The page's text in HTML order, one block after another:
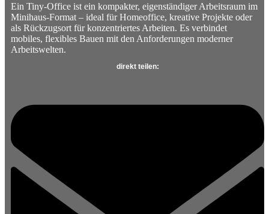
Ein Tiny-Office ist ein kompakter, eigenständiger Arbeitsraum im
Minihaus-Format – ideal für Homeoffice, kreative Projekte oder
als Rückzugsort für konzentriertes Arbeiten. Es verbindet
mobiles, flexibles Bauen mit den Anforderungen moderner
Arbeitswelten.
direkt teilen: